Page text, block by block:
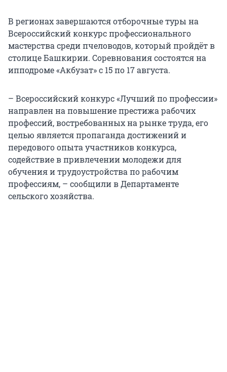
В регионах завершаются отборочные туры на
Всероссийский конкурс профессионального
мастерства среди пчеловодов, который пройдёт в
столице Башкирии. Соревнования состоятся на
ипподроме «Акбузат» с 15 по 17 августа.
– Всероссийский конкурс «Лучший по профессии»
направлен на повышение престижа рабочих
профессий, востребованных на рынке труда, его
целью является пропаганда достижений и
передового опыта участников конкурса,
содействие в привлечении молодежи для
обучения и трудоустройства по рабочим
профессиям, – сообщили в Департаменте
сельского хозяйства.